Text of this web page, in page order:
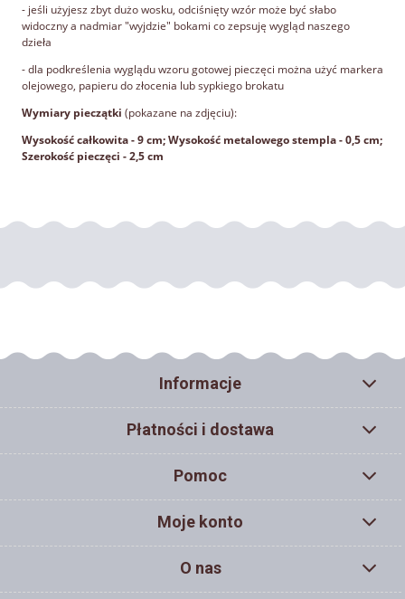
- jeśli użyjesz zbyt dużo wosku, odciśnięty wzór może być słabo
widoczny a nadmiar "wyjdzie" bokami co zepsuję wygląd naszego
dzieła
- dla podkreślenia wyglądu wzoru gotowej pieczęci można użyć markera
olejowego, papieru do złocenia lub sypkiego brokatu
Wymiary pieczątki (pokazane na zdjęciu):
Wysokość całkowita - 9 cm; Wysokość metalowego stempla - 0,5 cm;
Szerokość pieczęci - 2,5 cm
Informacje
Płatności i dostawa
Pomoc
Moje konto
O nas